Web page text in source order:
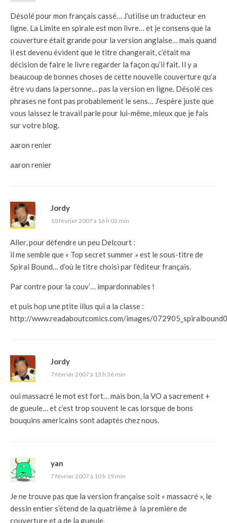
Désolé pour mon français cassé… J’utilise un traducteur en
ligne. La Limite en spirale est mon livre… et je consens que la
couverture était grande pour la version anglaise… mais quand
il est devenu évident que le titre changerait, c’était ma
décision de faire le livre regarder la façon qu’il fait. Il y a
beaucoup de bonnes choses de cette nouvelle couverture qu’a
être vu dans la personne… pas la version en ligne. Désolé ces
phrases ne font pas probablement le sens… J’espère juste que
vous laissez le travail parle pour lui-même, mieux que je fais
sur votre blog.
aaron renier
aaron renier
Jordy
10 février 2007 à 16 h 03 min
Aller, pour défendre un peu Delcourt :
il me semble que « Top secret summer » est le sous-titre de
Spiral Bound… d’où le titre choisi par l’éditeur français.
Par contre pour la couv’… impardonnables !
et puis hop une ptite illus qui a la classe :
http://www.readaboutcomics.com/images/
Jordy
7 février 2007 à 13 h 36 min
oui massacré le mot est fort… mais bon, la VO a sacrement +
de gueule… et c’est trop souvent le cas lorsque de bons
bouquins americains sont adaptés chez nous.
yan
7 février 2007 à 10 h 19 min
Je ne trouve pas que la version française soit « massacré », le
dessin entier s’étend de la quatrième à la première de
couverture et a de la gueule.